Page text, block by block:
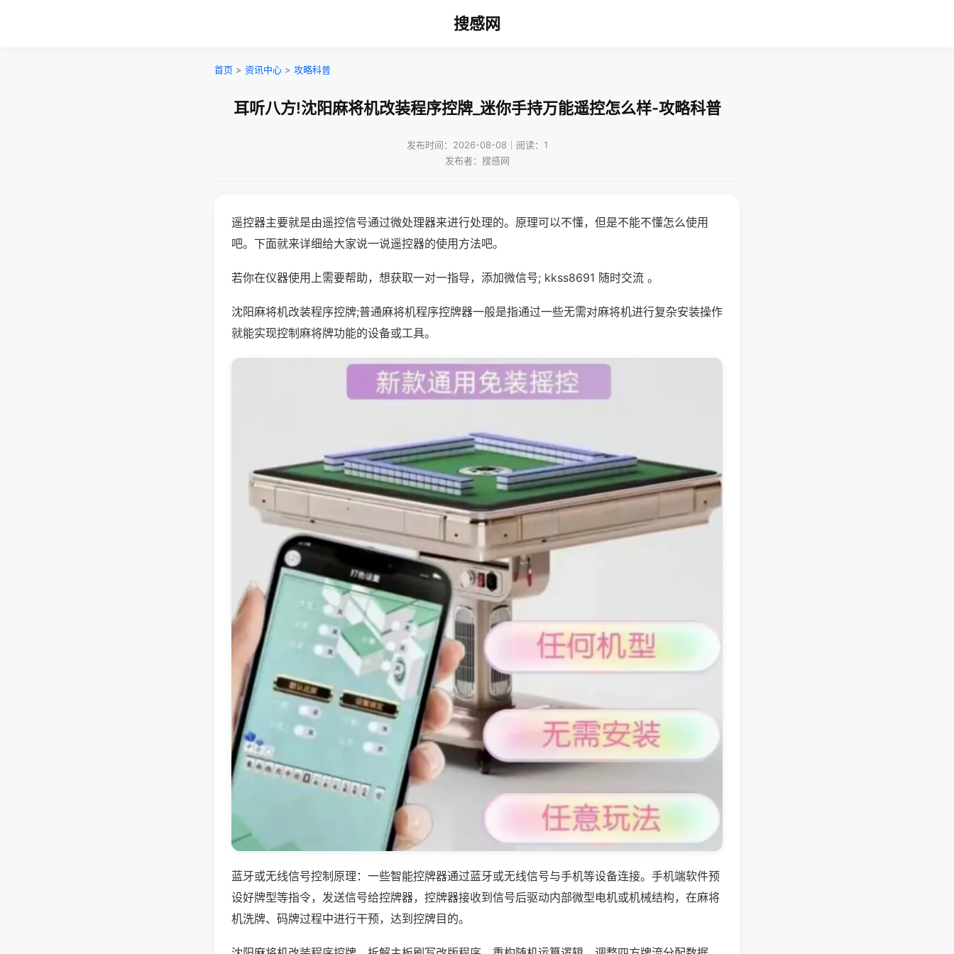
搜感网
首页 > 资讯中心 > 攻略科普
耳听八方!沈阳麻将机改装程序控牌_迷你手持万能遥控怎么样-攻略科普
发布时间：2026-08-08｜阅读：1
发布者：搜感网
遥控器主要就是由遥控信号通过微处理器来进行处理的。原理可以不懂，但是不能不懂怎么使用
吧。下面就来详细给大家说一说遥控器的使用方法吧。
若你在仪器使用上需要帮助，想获取一对一指导，添加微信号; kkss8691 随时交流 。
沈阳麻将机改装程序控牌;普通麻将机程序控牌器一般是指通过一些无需对麻将机进行复杂安装操作
就能实现控制麻将牌功能的设备或工具。
蓝牙或无线信号控制原理：一些智能控牌器通过蓝牙或无线信号与手机等设备连接。手机端软件预
设好牌型等指令，发送信号给控牌器，控牌器接收到信号后驱动内部微型电机或机械结构，在麻将
机洗牌、码牌过程中进行干预，达到控牌目的。